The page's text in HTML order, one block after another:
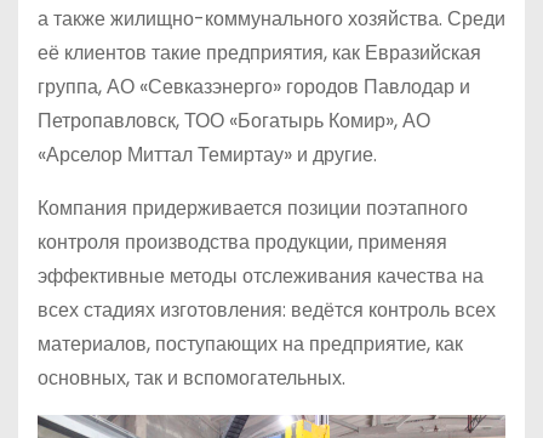
а также жилищно-коммунального хозяйства. Среди
её клиентов такие предприятия, как Евразийская
группа, АО «Севказэнерго» городов Павлодар и
Петропавловск, ТОО «Богатырь Комир», АО
«Арселор Миттал Темиртау» и другие.
Компания придерживается позиции поэтапного
контроля производства продукции, применяя
эффективные методы отслеживания качества на
всех стадиях изготовления: ведётся контроль всех
материалов, поступающих на предприятие, как
основных, так и вспомогательных.